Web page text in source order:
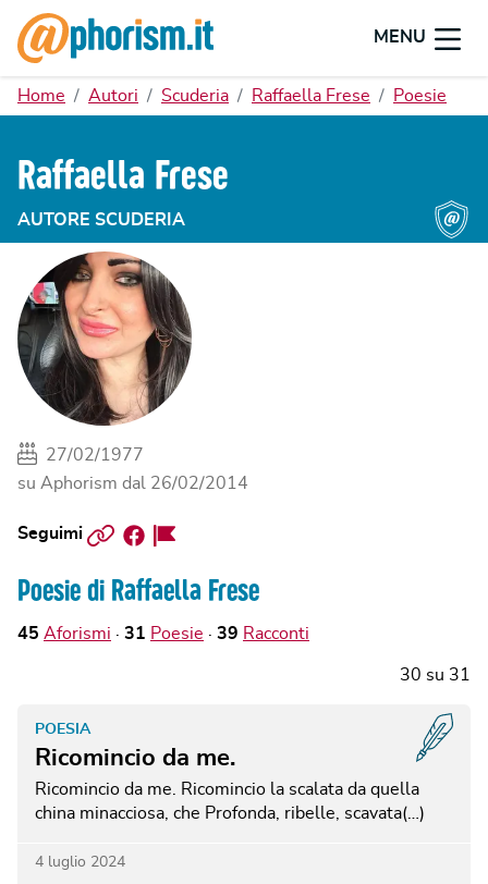
MENU
Home Autori Scuderia Raffaella Frese Poesie
Raffaella Frese
AUTORE SCUDERIA
27/02/1977
su Aphorism dal 26/02/2014
Seguimi Sito FacebookFacebook
Poesie di Raffaella Frese
45 Aforismi 31 Poesie 39 Racconti
30 su 31
Ricomincio da me.
POESIA
Ricomincio da me. Ricomincio la scalata da quella
china minacciosa, che Profonda, ribelle, scavata(…)
4 luglio 2024